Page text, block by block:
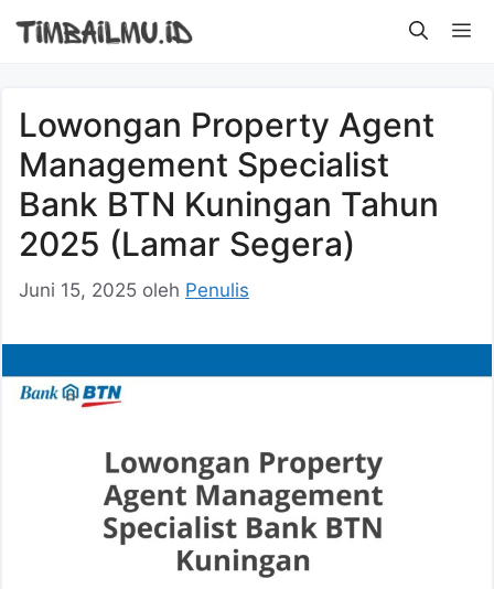
Lowongan Property Agent
Management Specialist
Bank BTN Kuningan Tahun
2025 (Lamar Segera)
Juni 15, 2025 oleh Penulis